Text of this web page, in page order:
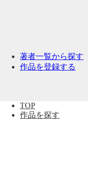
著者一覧から探す
作品を登録する
TOP
作品を探す